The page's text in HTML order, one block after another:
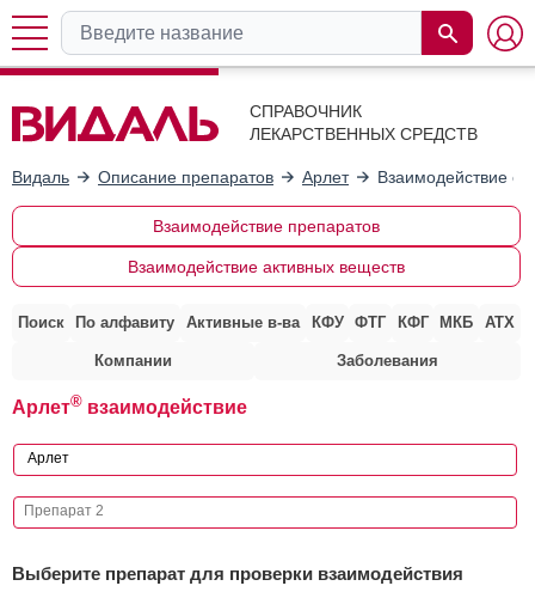
СПРАВОЧНИК
ЛЕКАРСТВЕННЫХ СРЕДСТВ
Видаль Описание препаратов Арлет Взаимодействие с
Взаимодействие препаратов
Взаимодействие активных веществ
Поиск По алфавиту Активные в-ва КФУ ФТГ КФГ МКБ АТХ
Компании Заболевания
Арлет® взаимодействие
Выберите препарат для проверки взаимодействия